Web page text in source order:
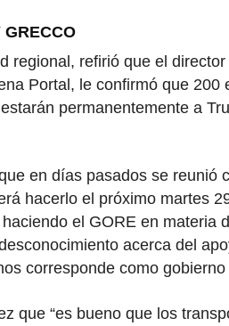
regional, refirió que el
Portal, le confirmó que 200
permanentemente a
en días pasados se reunió
hacerlo el próximo martes
el GORE en materia
acerca del
corresponde como gobierno
que “es bueno que los